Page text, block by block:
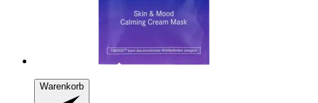
Warenkorb